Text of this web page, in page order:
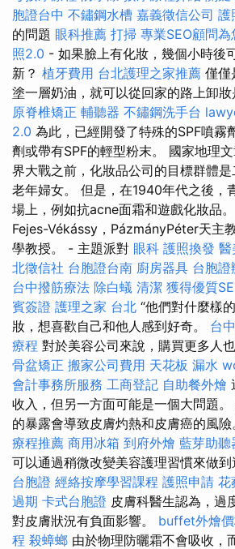
胞證台中 不鏽鋼水槽 嘉義徵信公司 護
的問題 眼科推薦 打掃 專業SEO顧問
照2.0 - 如果臉上有化妝，幾個小時後
新？ 植牙費用 台北護理之家推薦 僅僅
塗一層奶油，就可以從回家的路上卸妝
原脊椎矯正 輔聽器 不鏽鋼洗手台
2.0 為此，已經開發了特殊的SPF噴霧
劑或帶有SPF的輕型粉末。 國家地理
界大戰之前，化妝品公司的目標群體
老年婦女。 但是，在1940年代之後，
場上，例如抗acne面霜和遊戲化妝品
Fejes-Vékássy，PázmányPéter天主
學教授。 - 主題派對 眼科 護照換發 醫
北徵信社 台胞證台南 廚房器具 台胞證
台中撥筋療法 除白蟻 清潔 獲得優質
賓簽證 護理之家 台北 “他們對什麼樣
妝，想喜歡自己和他人感到好奇。 台
療程 對於美容公司來說，購買更多人
骨盆矯正 搬家公司費用 天花板 漏水
會計事務所服務 工商登記 自助餐外燴
收入，但另一方面可能是一個大問題
的暴露會導致皮膚灼熱和皮膚癌的風險
療程推薦 商用冰箱 到府外燴 藍芽助聽
可以通過稍微改變美容護理習慣來做到
台胞證 經絡按摩學習課程 護照申請 花
過期 卡式台胞證 皮膚科醫生認為，過
對皮膚狀況有負面影響。 buffet外燴
程 殺蟑螂 由於物理防曬霜不會吸收，